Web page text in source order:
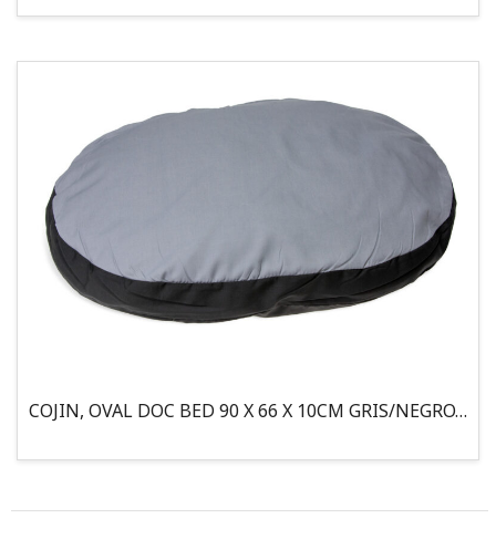
COJIN, OVAL DOC BED 90 X 66 X 10CM GRIS/NEGRO, 95°